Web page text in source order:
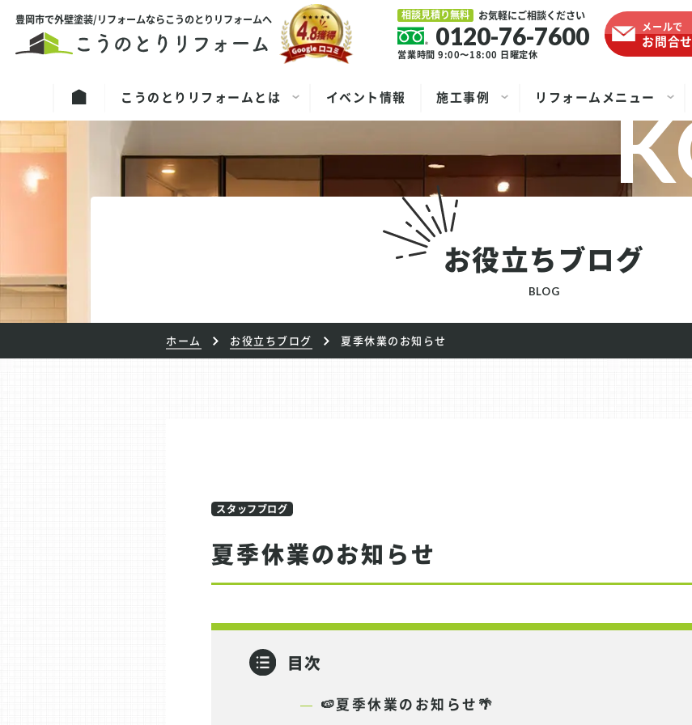
豊岡市で外壁塗装/リフォームならこうのとりリフォームへ 相談見積り無料 お気軽にご相談ください
0120-76-7600
営業時間 9:00〜18:00 日曜定休
メールで
お問合せ
こうのとりリフォームとは イベント情報 施工事例 リフォームメニュー
お役立ちブログ
BLOG
ホーム お役立ちブログ 夏季休業のお知らせ
スタッフブログ
夏季休業のお知らせ
目次
🍉夏季休業のお知らせ🌴